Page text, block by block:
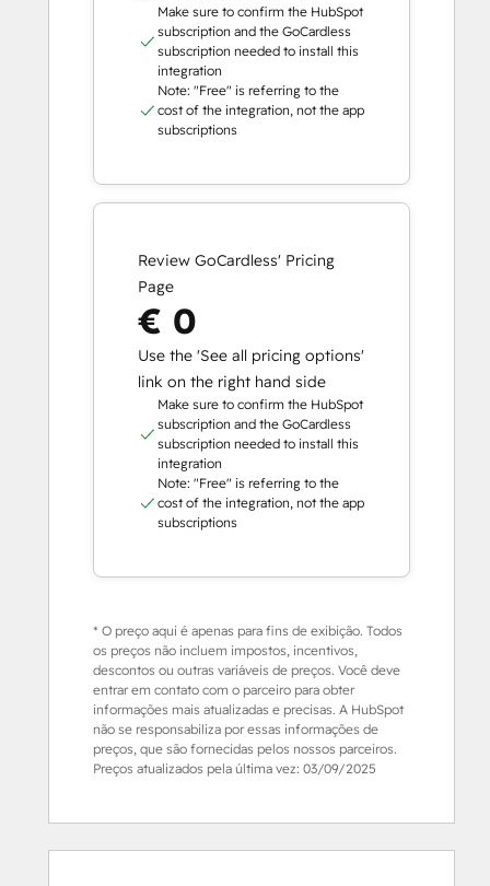
Make sure to confirm the HubSpot
subscription and the GoCardless
subscription needed to install this
integration
Note: "Free" is referring to the
cost of the integration, not the app
subscriptions
Review GoCardless' Pricing
Page
€ 0
Use the 'See all pricing options'
link on the right hand side
Make sure to confirm the HubSpot
subscription and the GoCardless
subscription needed to install this
integration
Note: "Free" is referring to the
cost of the integration, not the app
subscriptions
* O preço aqui é apenas para fins de exibição. Todos
os preços não incluem impostos, incentivos,
descontos ou outras variáveis de preços. Você deve
entrar em contato com o parceiro para obter
informações mais atualizadas e precisas. A HubSpot
não se responsabiliza por essas informações de
preços, que são fornecidas pelos nossos parceiros.
Preços atualizados pela última vez: 03/09/2025